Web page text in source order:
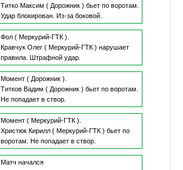
Титко Максим ( Дорожник ) бьет по воротам.
Удар блокирован.
Из-за боковой.
Фол ( Меркурий-ГТК ).
Кравчук Олег( Меркурий-ГТК ) нарушает
правила.
Штрафной удар.
Момент ( Дорожник ).
Титков Вадим ( Дорожник ) бьет по воротам.
Не попадает в створ.
Момент ( Меркурий-ГТК ).
Христюк Кирилл( Меркурий-ГТК ) бьет по
воротам.
Не попадает в створ.
Матч начался